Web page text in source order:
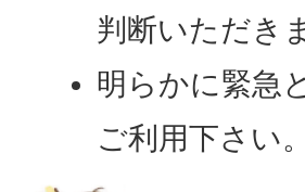
判断いただき
明らかに緊急
ご利用下さい。